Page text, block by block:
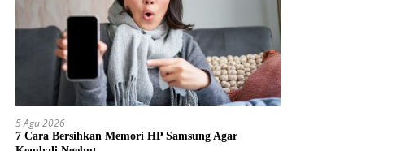
5 Agu 2026
7 Cara Bersihkan Memori HP Samsung Agar